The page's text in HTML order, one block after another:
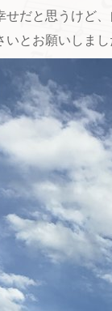
だと思うけど
とお願いしまし